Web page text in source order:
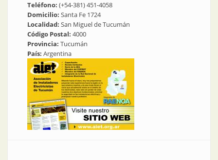
Teléfono: (+54-381) 451-4058
Domicilio: Santa Fe 1724
Localidad: San Miguel de Tucumán
Código Postal: 4000
Provincia: Tucumán
País: Argentina